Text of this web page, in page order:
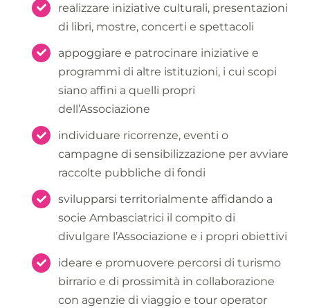
realizzare iniziative culturali, presentazioni
di libri, mostre, concerti e spettacoli
appoggiare e patrocinare iniziative e
programmi di altre istituzioni, i cui scopi
siano affini a quelli propri
dell’Associazione
individuare ricorrenze, eventi o
campagne di sensibilizzazione per avviare
raccolte pubbliche di fondi
svilupparsi territorialmente affidando a
socie Ambasciatrici il compito di
divulgare l’Associazione e i propri obiettivi
ideare e promuovere percorsi di turismo
birrario e di prossimità in collaborazione
con agenzie di viaggio e tour operator